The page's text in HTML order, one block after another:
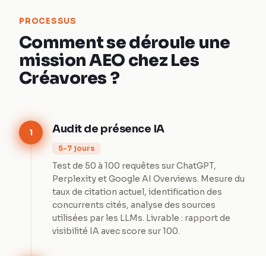
PROCESSUS
Comment se déroule une
mission AEO chez Les
Créavores ?
1 Audit de présence IA
5-7 jours
Test de 50 à 100 requêtes sur ChatGPT,
Perplexity et Google AI Overviews. Mesure du
taux de citation actuel, identification des
concurrents cités, analyse des sources
utilisées par les LLMs. Livrable : rapport de
visibilité IA avec score sur 100.